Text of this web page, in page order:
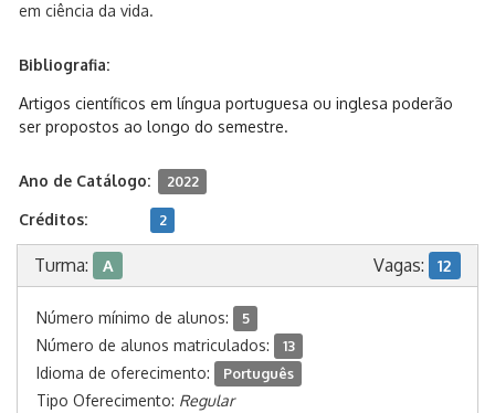
em ciência da vida.
Bibliografia:
Artigos científicos em língua portuguesa ou inglesa poderão
ser propostos ao longo do semestre.
Ano de Catálogo: 2022
Créditos: 2
Turma: A Vagas: 12
Número mínimo de alunos: 5
Número de alunos matriculados: 13
Idioma de oferecimento: Português
Tipo Oferecimento: Regular